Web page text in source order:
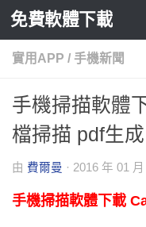
Skip to content
免費軟體下載
實用APP / 手機新聞
手機掃描軟體
檔掃描 pdf生成
由 費爾曼 · 2016 年 01 月
手機掃描軟體下載